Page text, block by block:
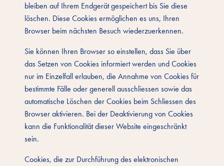
bleiben auf Ihrem Endgerät gespeichert bis Sie diese
löschen. Diese Cookies ermöglichen es uns, Ihren
Browser beim nächsten Besuch wiederzuerkennen.
Sie können Ihren Browser so einstellen, dass Sie über
das Setzen von Cookies informiert werden und Cookies
nur im Einzelfall erlauben, die Annahme von Cookies für
bestimmte Fälle oder generell ausschliessen sowie das
automatische Löschen der Cookies beim Schliessen des
Browser aktivieren. Bei der Deaktivierung von Cookies
kann die Funktionalität dieser Website eingeschränkt
sein.
Cookies, die zur Durchführung des elektronischen